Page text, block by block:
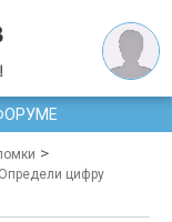
>
Определи цифру